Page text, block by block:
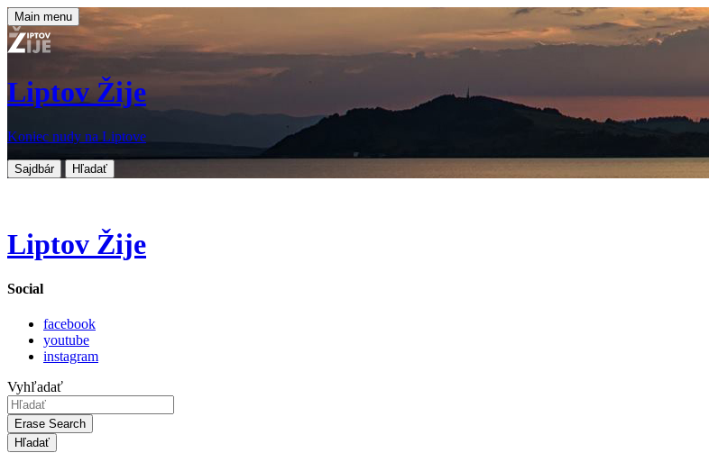
Main menu
Liptov Žije
Koniec nudy na Liptove
Sajdbár Hľadať
Liptov Žije
Social
facebook
youtube
instagram
Vyhľadať
Erase Search